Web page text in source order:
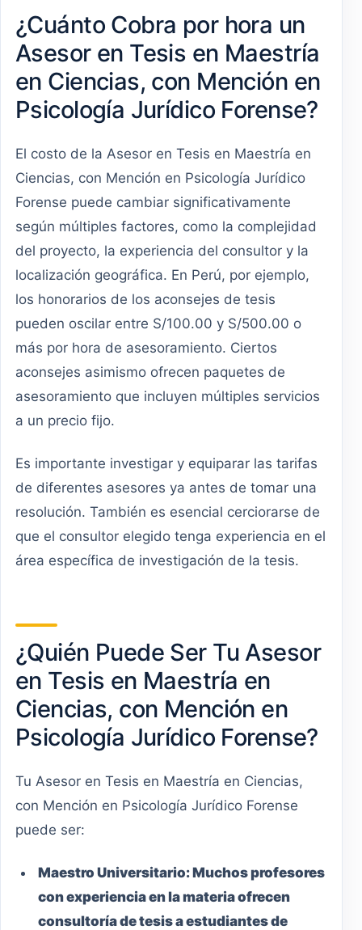
¿Cuánto Cobra por hora un
Asesor en Tesis en Maestría
en Ciencias, con Mención en
Psicología Jurídico Forense?
El costo de la Asesor en Tesis en Maestría en
Ciencias, con Mención en Psicología Jurídico
Forense puede cambiar significativamente
según múltiples factores, como la complejidad
del proyecto, la experiencia del consultor y la
localización geográfica. En Perú, por ejemplo,
los honorarios de los aconsejes de tesis
pueden oscilar entre S/100.00 y S/500.00 o
más por hora de asesoramiento. Ciertos
aconsejes asimismo ofrecen paquetes de
asesoramiento que incluyen múltiples servicios
a un precio fijo.
Es importante investigar y equiparar las tarifas
de diferentes asesores ya antes de tomar una
resolución. También es esencial cerciorarse de
que el consultor elegido tenga experiencia en el
área específica de investigación de la tesis.
¿Quién Puede Ser Tu Asesor
en Tesis en Maestría en
Ciencias, con Mención en
Psicología Jurídico Forense?
Tu Asesor en Tesis en Maestría en Ciencias,
con Mención en Psicología Jurídico Forense
puede ser:
MaestroUniversitario:Muchos profesores
con experiencia en la materia ofrecen
consultoría de tesis a estudiantes de